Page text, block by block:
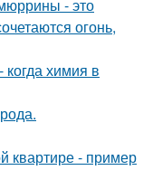
- это
огонь,
химия в
квартире - пример